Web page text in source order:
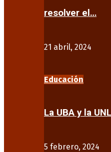
resolver el…
21 abril, 2024
Educación
La UBA y la
5 febrero, 2024